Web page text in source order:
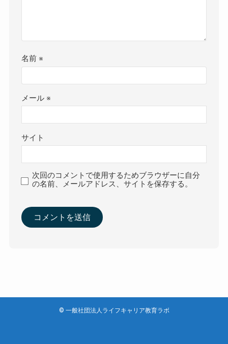
名前※
メール※
サイト
次回のコメントで使用するためブラウザーに自分
の名前、メールアドレス、サイトを保存する。
© 一般社団法人ライフキャリア教育ラボ